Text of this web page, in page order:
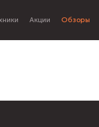
Акции Обзоры